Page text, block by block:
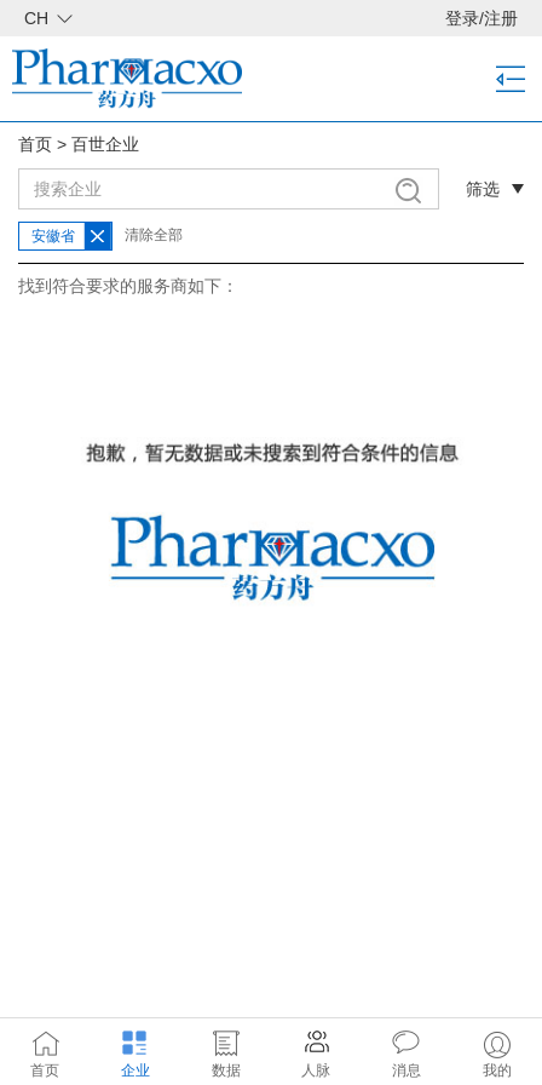
CH 登录/注册
首页 > 百世企业
筛选
安徽省 清除全部
找到符合要求的服务商如下：
首页 企业 数据 人脉 消息 我的